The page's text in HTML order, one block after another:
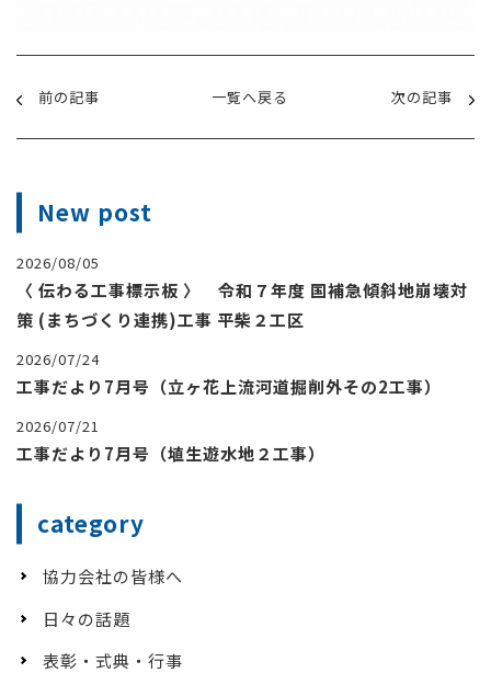
前の記事 一覧へ戻る 次の記事
New post
2026/08/05
〈 伝わる工事標示板 〉 令和７年度 国補急傾斜地崩壊対
策 (まちづくり連携)工事 平柴２工区
2026/07/24
工事だより7月号（立ヶ花上流河道掘削外その2工事）
2026/07/21
工事だより7月号（埴生遊水地２工事）
category
協力会社の皆様へ
日々の話題
表彰・式典・行事